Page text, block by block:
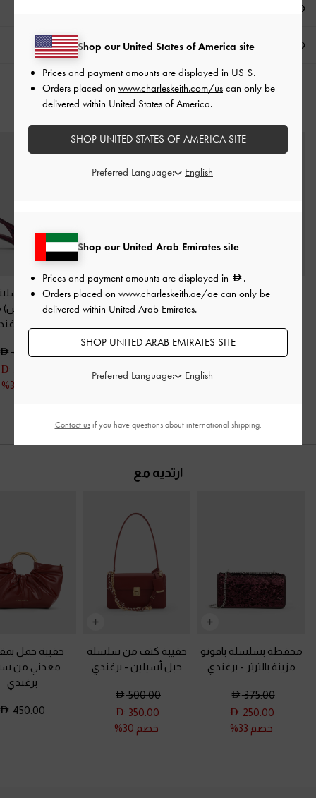
الشحن والإرجاع
حذاء كعب مفتوح من
حذاء ميول ساتان مزين
بالكريستالات بكعب
250.00
خصم 29%
أحذية روثي
بكعب (بامبس)
400.00
ارتديه مع
محفظة بسلسلة بافوتو
مزينة بالترتر - برغندي
375.00
250.00
خصم 33%
حقيبة كتف من سلسلة
حبل أسيلين - برغندي
500.00
350.00
خصم 30%
حقيبة حمل
معدني من
برغندي
450.00
Shop our United Arab Emirates site
Prices and payment amounts are displayed in
.
Orders placed on www.charleskeith.ae/ae can only be
delivered within United Arab Emirates.
SHOP UNITED ARAB EMIRATES SITE
Preferred Language:
Shop our United States of America site
Prices and payment amounts are displayed in US $.
Orders placed on www.charleskeith.com/us can only be
delivered within United States of America.
SHOP UNITED STATES OF AMERICA SITE
Preferred Language:
Contact usif you have questions about international shipping.